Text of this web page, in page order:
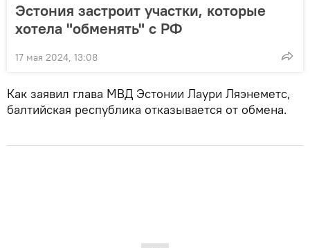
Эстония застроит участки, которые
хотела "обменять" с РФ
17 мая 2024, 13:08
Как заявил глава МВД Эстонии Лаури Ляэнеметс,
балтийская республика отказывается от обмена.